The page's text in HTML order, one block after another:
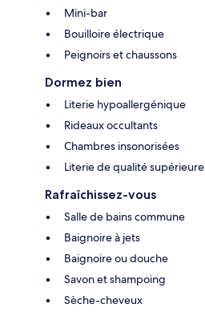
Mini-bar
Bouilloire électrique
Peignoirs et chaussons
Dormez bien
Literie hypoallergénique
Rideaux occultants
Chambres insonorisées
Literie de qualité supérieure
Rafraîchissez-vous
Salle de bains commune
Baignoire à jets
Baignoire ou douche
Savon et shampoing
Sèche-cheveux